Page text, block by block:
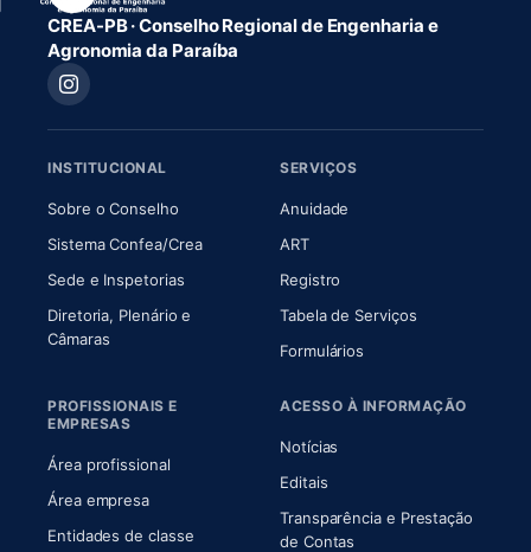
CREA-PB · Conselho Regional de Engenharia e
Agronomia da Paraíba
INSTITUCIONAL
Sobre o Conselho(abre em nova aba)
Sistema Confea/Crea(abre em nova aba)
Sede e Inspetorias
Diretoria, Plenário e
Câmaras(abre em nova aba)
SERVIÇOS
Anuidade
ART(abre em nova aba)
Registro
Tabela de Serviços
Formulários
PROFISSIONAIS E
EMPRESAS
Área profissional
Área empresa
Entidades de classe
ACESSO À INFORMAÇÃO
Notícias
Editais
Transparência e Prestação
de Contas